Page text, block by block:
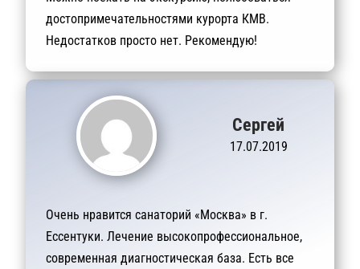
достопримечательностями курорта КМВ.
Недостатков просто нет. Рекомендую!
Сергей
17.07.2019
Очень нравится санаторий «Москва» в г.
Ессентуки. Лечение высокопрофессиональное,
современная диагностическая база. Есть все